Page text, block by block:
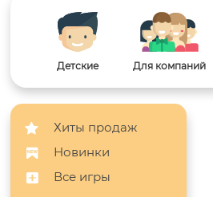
Детские Для компаний
Хиты продаж
Новинки
Все игры